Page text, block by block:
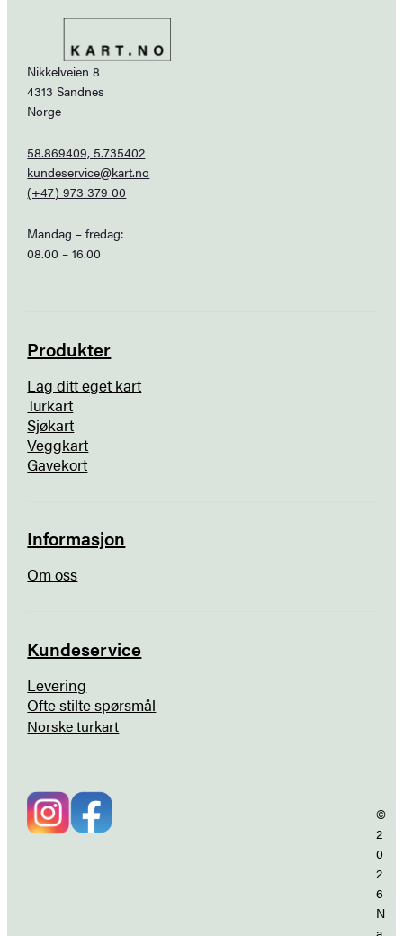
Nikkelveien 8
4313 Sandnes
Norge
58.869409, 5.735402
kundeservice@kart.no
(+47) 973 379 00
Mandag – fredag:
08.00 – 16.00
Produkter
Lag ditt eget kart
Turkart
Sjøkart
Veggkart
Gavekort
Informasjon
Om oss
Kundeservice
Levering
Ofte stilte spørsmål
Norske turkart
©
2
0
2
6
N
a